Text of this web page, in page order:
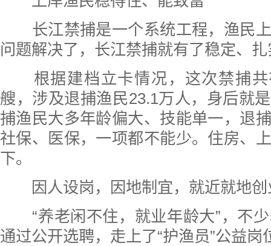
长江禁捕是一个系统工程，渔民上
问题解决了，长江禁捕就有了稳定、
根据建档立卡情况，这次禁捕共
艘，涉及退捕渔民23.1万人，身后就
捕渔民大多年龄偏大、技能单一，退
社保、医保，一项都不能少。住房、
下。
因人设岗，因地制宜，就近就地创
“养老闲不住，就业年龄大”，不少
通过公开选聘，走上了“护渔员”公益岗